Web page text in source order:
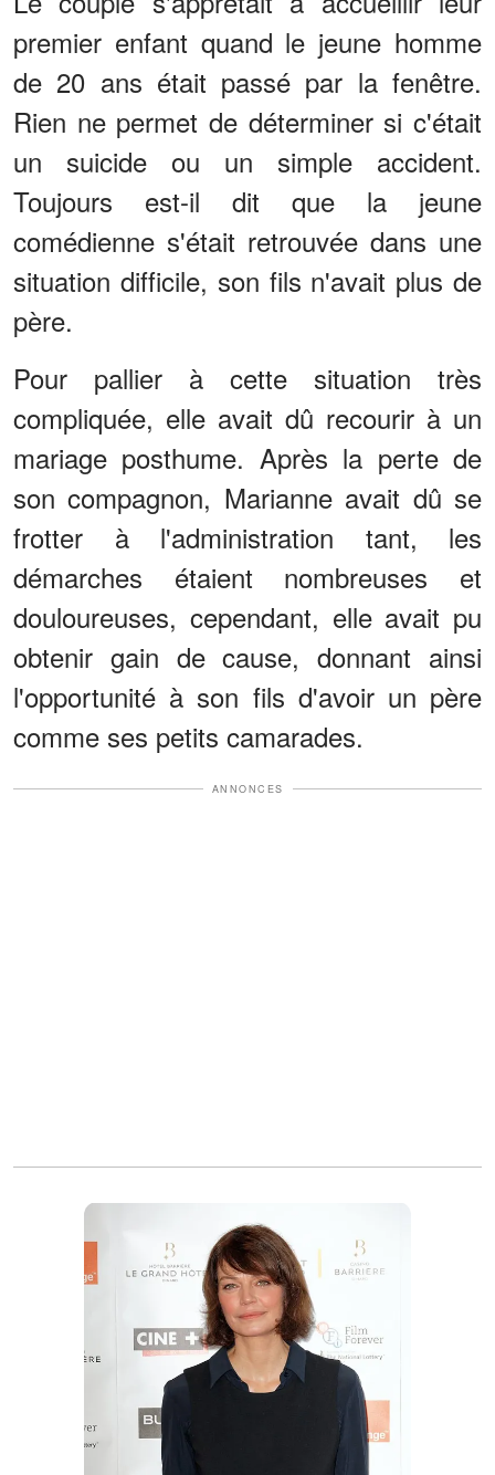
premier enfant quand le jeune homme
de 20 ans était passé par la fenêtre.
Rien ne permet de déterminer si c'était
un suicide ou un simple accident.
Toujours est-il dit que la jeune
comédienne s'était retrouvée dans une
situation difficile, son fils n'avait plus de
père.
Pour pallier à cette situation très
compliquée, elle avait dû recourir à un
mariage posthume. Après la perte de
son compagnon, Marianne avait dû se
frotter à l'administration tant, les
démarches étaient nombreuses et
douloureuses, cependant, elle avait pu
obtenir gain de cause, donnant ainsi
l'opportunité à son fils d'avoir un père
comme ses petits camarades.
ANNONCES